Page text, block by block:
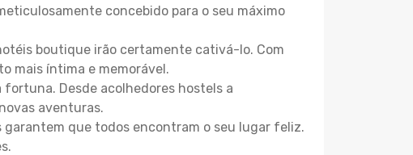
concebido para o seu máximo
boutique irão certamente cativá-lo. Com
mais íntima e memorável.
Desde acolhedores hostels a
aventuras.
garantem que todos encontram o seu lugar feliz.